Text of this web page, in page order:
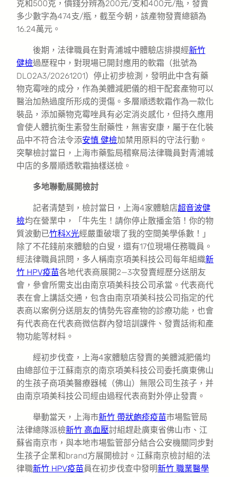
克和500克，價錢分辨為200元/支和400元/瓶，發賣
多少數字為474支/瓶，截至今朝，該產物發賣總額為
16.24萬元。
後期，法律職員在對青浦城中體驗店排摸經新竹
健檢過歷程中，對現場已開封應用的軟霜（批號為
DLO2A3/20261201）停止初步檢測，發明此中含有藥
物克霉唑的成分，作為美體減肥儀的相干配套產物可以
醫治加熱過度所形成的燙傷。多層順透軟霜作為一款化
裝品，添加藥物克霉唑具有必定消炎感化，但持久應用
會使人體抗衡生素發生耐藥性，無害安康，屬于在化裝
品中不符合法令添安慎 健檢加禁用原料的守法行動。
突擊檢討當日，上海市藥監局稽察局法律職員對青浦城
中店的多層順透軟霜抽樣送檢。
多地聯動展開檢討
記者清楚到，檢討當日，上海4家體驗店超音波健
檢均在營業中，「牛先生！請你停止散播金箔！你的物
質波動已竹科X光經嚴重破壞了我的空間美學係數！」
除了不花錢前來體驗的白叟，還有17位現場任務職員。
經法律職員訊問，多人稱南京項美科技公司每年組織新
竹 HPV疫苗各地代表商展開2—3次發賣經歷分送朋友
會，參會所需支出由南京項美科技公司承當。代表商代
表在會上講話交通，包含由南京項美科技公司指定的代
表商以案例分送朋友的情勢先容產物的診療功能，也會
有代表商在代表商微信群內發培訓課件、發賣話術和產
物功能等材料。
經初步伐查，上海4家體驗店發賣的美體減肥儀均
由總部位于江蘇南京的南京項美科技公司委托廣東佛山
的生孩子商項美醫療器械（佛山）無限公司生孩子，并
由南京項美科技公司經由過程代表商對外停止發賣。
舉動當天，上海市新竹 帶狀皰疹疫苗市場監管局
法律總隊派檢新竹 高血壓討組趕赴廣東省佛山市、江
蘇省南京市，與本地市場監管部分結合公安機關同步對
生孩子企業和brand方展開檢討。江蘇南京檢討組的法
律職新竹 HPV疫苗員在初步伐查中發明新竹 職業醫學